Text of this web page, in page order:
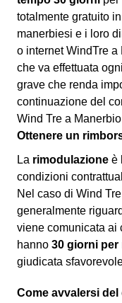
totalmente gratuito
manerbiesi e i loro
o internet WindTre
che va effettuata
grave che renda
continuazione del
Wind Tre a
Ottenere un
La rimodulazione è
condizioni
Nel caso di Wind
generalmente
viene comunicata ai
hanno 30 giorni per
giudicata
Come avvalersi